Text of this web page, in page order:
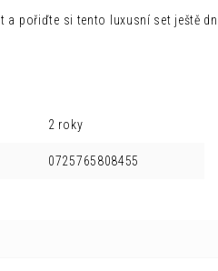
a pořiďte si tento luxusní set ještě
2 roky
0725765808455